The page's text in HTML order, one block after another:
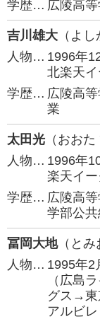
学歴… 広陵高
吉川雄大 （よ
人物… 1996年
北楽天イ
学歴… 広陵高
業
太田光 （おおた
人物… 1996年
楽天イー
学歴… 広陵高
学部公
冨岡大地（とみ
人物… 1995年2
（広島
グス→東
アルビレ